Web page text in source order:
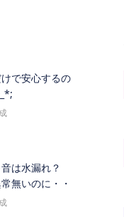
で安心するの
は水漏れ？
無いのに・・